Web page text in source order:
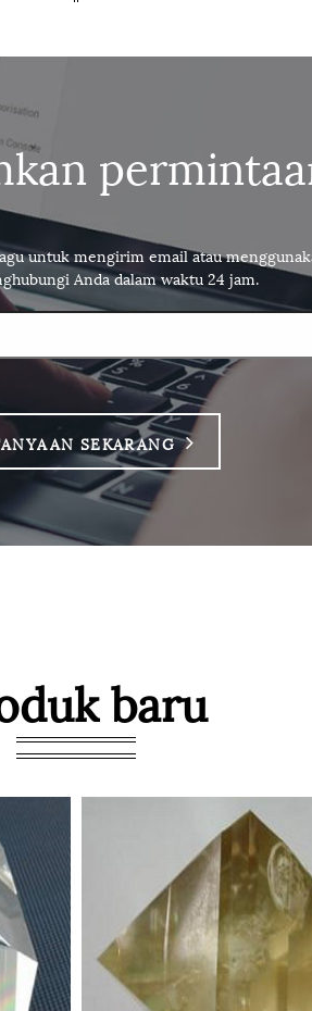
untuk mengirim email atau
Anda dalam waktu 24 jam.
SEKARANG
baru